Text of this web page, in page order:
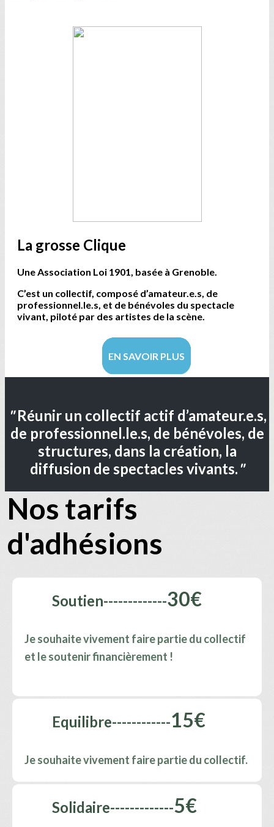
La grosse Clique
Une Association Loi 1901, basée à Grenoble.
C’est un collectif, composé d’amateur.e.s, de
professionnel.le.s, et de bénévoles du spectacle
vivant, piloté par des artistes de la scène.
EN SAVOIR PLUS
"Réunir un collectif actif d’amateur.e.s,
de professionnel.le.s, de bénévoles, de
structures, dans la création, la
diffusion de spectacles vivants. "
Nos tarifs
d'adhésions
Soutien-------------30€
Je souhaite vivement faire partie du collectif
et le soutenir financièrement !
Equilibre------------15€
Je souhaite vivement faire partie du collectif.
Solidaire-------------5€